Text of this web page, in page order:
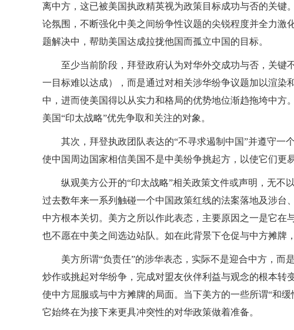
离中方，这已被美国执政精英视为政策目标成功与否的关键
论氛围，不断强化中美之间纷争性议题的尖锐程度并全力
题解决中，帮助美国达成拉拢他国而孤立中国的目标。
至少当前阶段，拜登政府认为对华外交成功与否，关键
一目标难以达成），而是通过对相关涉华纷争议题加以渲染
中，进而使美国得以从实力和格局的优势地位渐趋拖垮中
美国“印太战略”优先争取和关注的对象。
其次，拜登执政团队表达的“不寻求遏制中国”并遵守
使中国周边国家相信美国不是中美纷争挑起方，以使它们更
纵观美方公开的“印太战略”相关政策文件或声明，无不
过去数年来一系列触碰一个中国政策红线的法案落地及涉
中方根本关切。美方之所以作此表态，主要原因之一是它在
也不愿在中美之间选边站队。如在此背景下仓促与中方摊牌
美方所谓“负责任”的涉华表态，实际不是迎合中方，
炒作或挑起对华纷争，完成对盟友伙伴利益与观念的根本转
使中方屈服或与中方摊牌的局面。当下美方的一些所谓“和
它始终在为接下来更具冲突性的对华政策做着准备。